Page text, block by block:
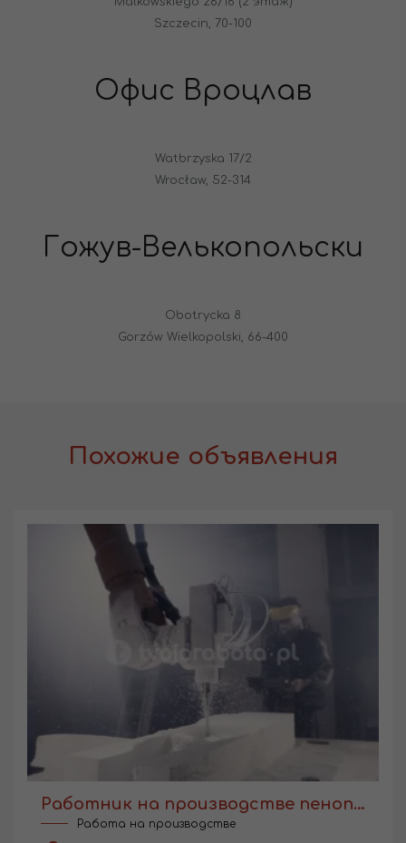
Szczecin, 70-100
Офис Вроцлав
Watbrzyska 17/2
Wrocław, 52-314
Гожув-Велькопольски
Obotrycka 8
Gorzów Wielkopolski, 66-400
Похожие объявления
Работник на производстве пенопласта
Работа на производстве